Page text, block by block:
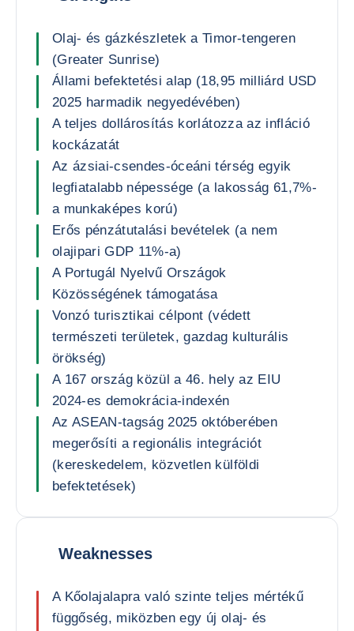
Olaj- és gázkészletek a Timor-tengeren
(Greater Sunrise)
Állami befektetési alap (18,95 milliárd USD
2025 harmadik negyedévében)
A teljes dollárosítás korlátozza az infláció
kockázatát
Az ázsiai-csendes-óceáni térség egyik
legfiatalabb népessége (a lakosság 61,7%-
a munkaképes korú)
Erős pénzátutalási bevételek (a nem
olajipari GDP 11%-a)
A Portugál Nyelvű Országok
Közösségének támogatása
Vonzó turisztikai célpont (védett
természeti területek, gazdag kulturális
örökség)
A 167 ország közül a 46. hely az EIU
2024-es demokrácia-indexén
Az ASEAN-tagság 2025 októberében
megerősíti a regionális integrációt
(kereskedelem, közvetlen külföldi
befektetések)
Weaknesses
A Kőolajalapra való szinte teljes mértékű
függőség, miközben egy új olaj- és